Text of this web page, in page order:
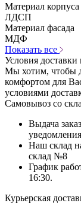
Материал корпуса
ЛДСП
Материал фасада
МДФ
Показать все
Условия доставки
Мы хотим, чтобы
комфортом для
условиями
Самовывоз со
Выдача
Наш склад
склад №8
График
16:30.
Курьерская